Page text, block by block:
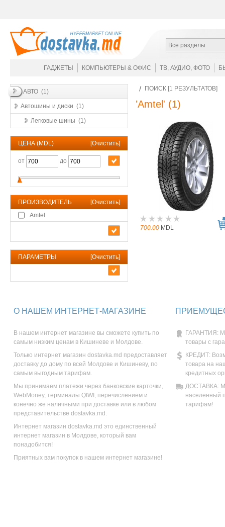
Все разделы
ГАДЖЕТЫ КОМПЬЮТЕРЫ & ОФИС ТВ, АУДИО, ФОТО
АВТО (1)
Автошины и диски (1)
Легковые шины (1)
ЦЕНА (MDL) [Очистить]
от до
ПРОИЗВОДИТЕЛЬ [Очистить]
Amtel
ПАРАМЕТРЫ [Очистить]
ПОИСК [1 РЕЗУЛЬТАТОВ]
'Amtel' (1)
700.00 MDL
О НАШЕМ ИНТЕРНЕТ-МАГАЗИНЕ
В нашем интернет магазине вы сможете купить по
самым низким ценам в Кишиневе и Молдове.
Только интернет магазин dostavka.md предоставляет
доставку до дому по всей Молдове и Кишиневу, по
самым выгодным тарифам.
Мы принимаем платежи через банковские карточки,
WebMoney, терминалы QIWI, перечислением и
конечно же наличными при доставке или в любом
представительстве dostavka.md.
Интернет магазин dostavka.md это единственный
интернет магазин в Молдове, который вам
понадобится!
Приятных вам покупок в нашем интернет магазине!
ГАРАНТИЯ:
товары с
КРЕДИТ:
товара на
кредитных
ДОСТАВКА:
населенный
тарифам!